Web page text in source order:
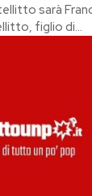
sarà
figlio di...